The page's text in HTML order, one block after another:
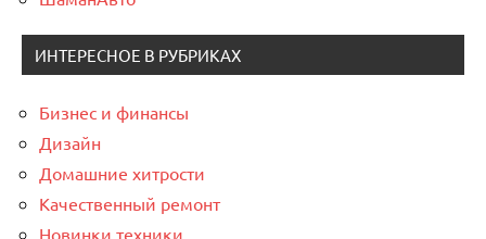
ИНТЕРЕСНОЕ В РУБРИКАХ
Бизнес и финансы
Дизайн
Домашние хитрости
Качественный ремонт
Новинки техники